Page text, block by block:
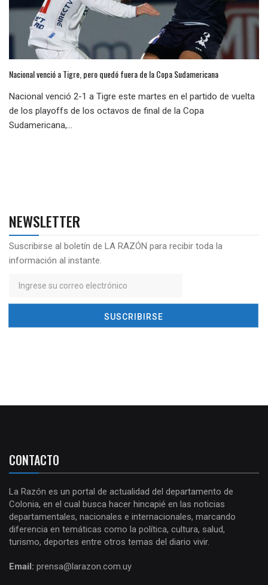
Nacional venció a Tigre, pero quedó fuera de la Copa Sudamericana
Nacional venció 2-1 a Tigre este martes en el partido de vuelta
de los playoffs de los octavos de final de la Copa
Sudamericana,...
NEWSLETTER
Suscribirse al boletín de LA RAZÓN para recibir toda la
información al instante.
CONTACTO
La Razón es un portal de actualidad del departamento de
Colonia, en el cual busca hacer hincapié en las noticias
departamentales, nacionales e internacionales, marcando
diferencia en temáticas como la política, cultura, salud,
turismo, deportes entre otros temas del diario vivir.
Email: prensa@larazon.com.uy